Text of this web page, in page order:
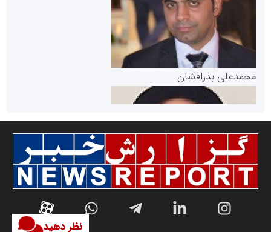
نظر دهید
پایگاه خبری گفتمان یزد
مرجع اخبار موثق در بازارسرمایه
سازمان صنعت،معدن و تجارت
محمدعلی بذرافشان